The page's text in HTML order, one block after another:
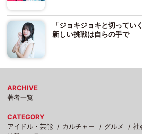
「ジョキジョキと切ってい
新しい挑戦は自らの手で
ARCHIVE
著者一覧
CATEGORY
アイドル・芸能
カルチャー グルメ 社